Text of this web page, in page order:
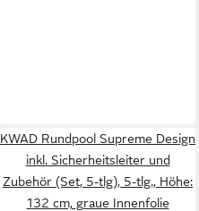
KWAD Rundpool Supreme Design
inkl. Sicherheitsleiter und
Zubehör (Set, 5-tlg), 5-tlg., Höhe:
132 cm, graue Innenfolie